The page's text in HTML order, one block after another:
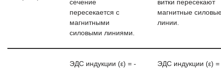
сечение
пересекается с
магнитными
силовыми линиями.
витки пересекают
магнитные
линии.
ЭДС индукции (ε) = -
ЭДС индукции (ε) =